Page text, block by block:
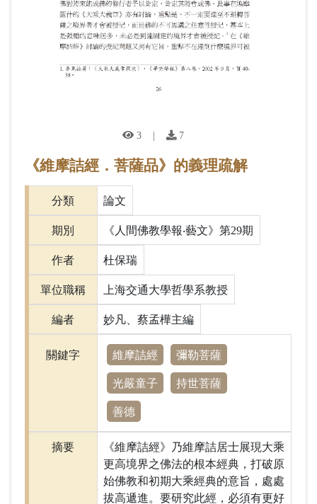
3 | 7
《維摩詰經．菩薩品》的義理疏解
分類 論文
期別 《人間佛教學報‧藝文》第29期
作者 杜保瑞
單位職稱 上海交通大學哲學系教授
編者 妙凡、蔡孟樺主編
關鍵字 維摩詰經 彌勒菩薩
光嚴童子 持世菩薩
善德
摘要
《維摩詰經》乃維摩詰居士展現大乘
更高境界之佛法的根本經典，打破原
始佛教和初期大乘經典的意旨，處處
拔高遞進。要研究此經，必須有更好